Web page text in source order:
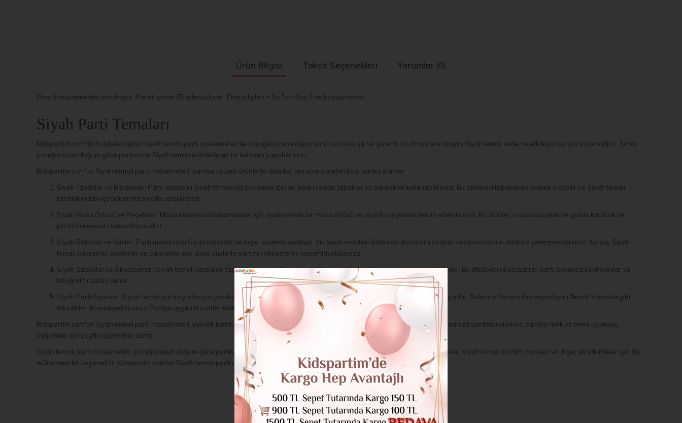
Ürün Bilgisi Taksit Seçenekleri Yorumlar (0)
Plastik malzemeden üretilmiştir. Paket içinde 25 adet bulunur. Ebat bilgileri = En:7cm Boy:7cm boyutundadır.
Siyah Parti Temaları
Kidspartim.com'da bulabileceğiniz Siyah temalı parti malzemeleri ile çocuğunuzun doğum günü partisini şık ve gizemli bir atmosfere taşıyın. Siyah tema, sade ve etkileyici bir görünüm sağlar. Şimdi,
çocuğunuzun doğum günü partisinde Siyah temalı ürünlerle şık bir kutlama yapabilirsiniz.
Kidspartim.com'un Siyah temalı parti malzemeleri, partiye uyumlu ürünlerle doludur. İşte size sunulan bazı harika ürünler:
Siyah Tabaklar ve Bardaklar: Parti masasını Siyah temasıyla süslemek için şık siyah renkte tabaklar ve bardaklar kullanabilirsiniz. Bu etkileyici tabaklarda yemek yiyebilir ve Siyah temalı
bardaklardan içeceklerinizi keyifle içebilirsiniz.
Siyah Masa Örtüsü ve Peçeteler: Masa düzeninizi tamamlamak için siyah renkte bir masa örtüsü ve uyumlu peçeteler tercih edebilirsiniz. Bu ürünler, masanıza şıklık ve gizem katacak ve
partinin temasını tamamlayacaktır.
Siyah Balonlar ve Süsler: Parti mekanınızı Siyah balonlar ve diğer süslerle süsleyin. Şık siyah renkteki balonları duvarlara asabilir veya masaların etrafına yerleştirebilirsiniz. Ayrıca, Siyah
temalı bayraklar, posterler ve bannerlar gibi diğer süslerle partinin atmosferini tamamlayabilirsiniz.
Siyah Şapkalar ve Aksesuarlar: Siyah temalı şapkalar, taçlar, tüyler ve diğer aksesuarlarla çocuklar şık bir görünüm elde edebilirler. Bu etkileyici aksesuarlar, parti boyunca keyifli anılar ve
fotoğraf fırsatları sunar.
Siyah Parti Oyunları: Siyah temalı parti oyunlarıyla çocukları ve misafirleri eğlenceye dahil edin. Örneğin, Siyah Renkli Sessiz Oyunlar, Bulmaca Yarışmaları veya Siyah Temalı Karaoke gibi
etkinlikler düzenleyebilirsiniz. Partiye uygun lezzetler eklemek için Siyah temalı ikramlar hazırlayabilirsiniz.
Kidspartim.com'un Siyah temalı parti malzemeleri, yüksek kaliteli ve dayanıklı malzemelerden üretilir. Şık ve gizemli bir atmosfer yaratmanıza yardımcı olurken, partiye renk ve tema uyumunu
sağlamak için çeşitli seçenekler sunar.
Siyah temalı parti malzemeleri, çocuğunuzun doğum günü partisi gibi özel etkinliklerin yanı sıra Cadılar Bayramı partileri, karaoke partileri, siyah temalı kostüm partileri ve diğer şık etkinlikler için de
mükemmel bir seçenektir. Kidspartim.com'un Siyah temalı parti malzemeleri ile şık bir atmosfer yaratın!